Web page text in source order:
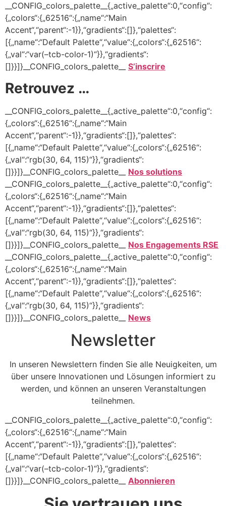
__CONFIG_colors_palette__{„active_palette“:0,“config“:
{„colors“:{„62516“:{„name“:“Main
Accent“,“parent“:-1}},“gradients“:[]},“palettes“:
[{„name“:“Default Palette“,“value“:{„colors“:{„62516“:
{„val“:“var(–tcb-color-1)“}},“gradients“:
[]}}]}__CONFIG_colors_palette__ S’inscrire
Retrouvez …
__CONFIG_colors_palette__{„active_palette“:0,“config“:
{„colors“:{„62516“:{„name“:“Main
Accent“,“parent“:-1}},“gradients“:[]},“palettes“:
[{„name“:“Default Palette“,“value“:{„colors“:{„62516“:
{„val“:“rgb(30, 64, 115)“}},“gradients“:
[]}}]}__CONFIG_colors_palette__ Nos solutions
__CONFIG_colors_palette__{„active_palette“:0,“config“:
{„colors“:{„62516“:{„name“:“Main
Accent“,“parent“:-1}},“gradients“:[]},“palettes“:
[{„name“:“Default Palette“,“value“:{„colors“:{„62516“:
{„val“:“rgb(30, 64, 115)“}},“gradients“:
[]}}]}__CONFIG_colors_palette__ Nos Engagements RSE
__CONFIG_colors_palette__{„active_palette“:0,“config“:
{„colors“:{„62516“:{„name“:“Main
Accent“,“parent“:-1}},“gradients“:[]},“palettes“:
[{„name“:“Default Palette“,“value“:{„colors“:{„62516“:
{„val“:“rgb(30, 64, 115)“}},“gradients“:
[]}}]}__CONFIG_colors_palette__ News
Newsletter
In unseren Newslettern finden Sie alle Neuigkeiten, um
über unsere Innovationen und Lösungen informiert zu
werden, und können an unseren Veranstaltungen
teilnehmen.
__CONFIG_colors_palette__{„active_palette“:0,“config“:
{„colors“:{„62516“:{„name“:“Main
Accent“,“parent“:-1}},“gradients“:[]},“palettes“:
[{„name“:“Default Palette“,“value“:{„colors“:{„62516“:
{„val“:“var(–tcb-color-1)“}},“gradients“:
[]}}]}__CONFIG_colors_palette__ Abonnieren